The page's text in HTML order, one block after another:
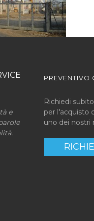
e
PREVENTIVO
Richiedi
per l'acquisto
uno dei nostri